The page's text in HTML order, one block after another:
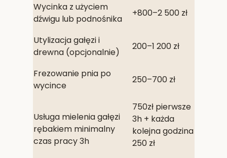
Wycinka z użyciem
dźwigu lub podnośnika
+800–2 500 zł
Utylizacja gałęzi i
drewna (opcjonalnie)
200–1 200 zł
Frezowanie pnia po
wycince
250–700 zł
Usługa mielenia gałęzi
rębakiem minimalny
czas pracy 3h
750zł pierwsze
3h + każda
kolejna godzina
250 zł